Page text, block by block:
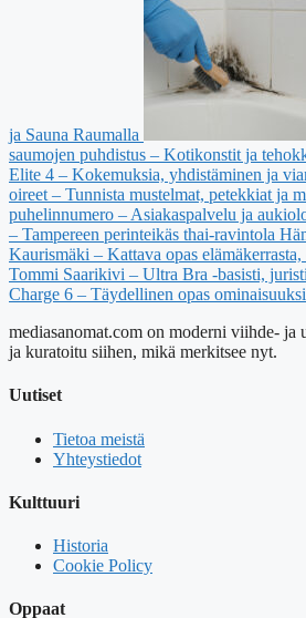
ja Sauna Raumalla
saumojen puhdistus – Kotikonstit ja
Elite 4 – Kokemuksia, yhdistäminen ja
oireet – Tunnista mustelmat, petekkiat ja
puhelinnumero – Asiakaspalvelu ja
– Tampereen perinteikäs thai-ravintola
Kaurismäki – Kattava opas
Tommi Saarikivi – Ultra Bra -basisti,
Charge 6 – Täydellinen opas
mediasanomat.com on moderni viihde- ja
ja kuratoitu siihen, mikä merkitsee nyt.
Uutiset
Tietoa meistä
Yhteystiedot
Kulttuuri
Historia
Cookie Policy
Oppaat